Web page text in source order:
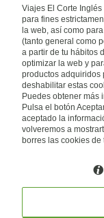
Quiénes somos
Financiación
Sostenibilidad
Turismo accesible
Tarjeta El Corte
Trabaja con
El Corte Inglés
Canal Ético
Enlaces de
Guías de viaje
Catálogos
Auto check-in
Condiciones
Política de
Política de
Accesibilidad
Empresas/
Internacional
España
Visita nuestro
Blog de Viajes el
Viajes El Corte
para fines
la web, así como
(tanto general como
a partir de tu hábitos
optimizar la web y
productos adquiridos
deshabilitar estas
Puedes obtener más
Pulsa el botón
aceptado la
volveremos a
borres las cookies de